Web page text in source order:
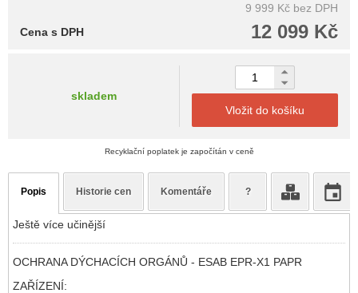
9 999 Kč bez DPH
12 099 Kč
Cena s DPH
skladem
Vložit do košíku
Recyklační poplatek je započítán v ceně
Popis Historie cen Komentáře ?
Ještě více učinější
OCHRANA DÝCHACÍCH ORGÁNŮ - ESAB EPR-X1 PAPR
ZAŘÍZENÍ: